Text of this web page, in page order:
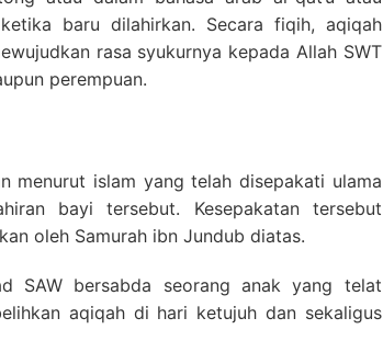
baru dilahirkan. Secara fiqih, aqiqah
rasa syukurnya kepada Allah SWT
perempuan.
menurut islam yang telah disepakati ulama
bayi tersebut. Kesepakatan tersebut
oleh Samurah ibn Jundub diatas.
SAW bersabda seorang anak yang telat
aqiqah di hari ketujuh dan sekaligus